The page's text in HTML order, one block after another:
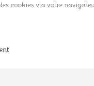
cookies via votre